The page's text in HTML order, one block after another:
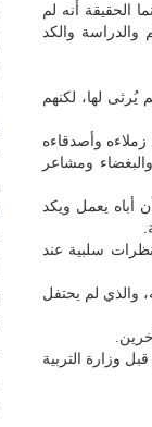
الحقيقة أنه لم
والكد
يُرثى لها، لكنهم
وأصدقاءه
ومشاعر
أباه يعمل ويكد
سلبية عند
والذي لم يحتفل
وزارة التربية